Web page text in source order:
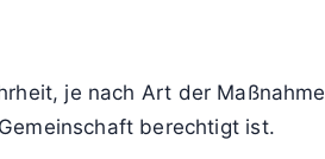
je nach Art der
berechtigt ist.